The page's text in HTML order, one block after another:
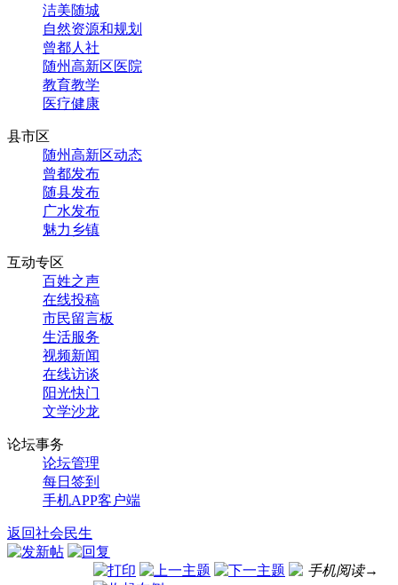
洁美随城
自然资源和规划
曾都人社
随州高新区医院
教育教学
医疗健康
县市区
随州高新区动态
曾都发布
随县发布
广水发布
魅力乡镇
互动专区
百姓之声
在线投稿
市民留言板
生活服务
视频新闻
在线访谈
阳光快门
文学沙龙
论坛事务
论坛管理
每日签到
手机APP客户端
返回社会民生
手机阅读→